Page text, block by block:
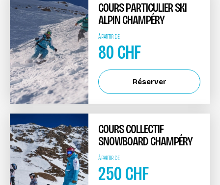
COURS PARTICULIER SKI
ALPIN CHAMPÉRY
À PARTIR DE
80CHF
Réserver
COURS COLLECTIF
SNOWBOARD CHAMPÉRY
À PARTIR DE
250CHF